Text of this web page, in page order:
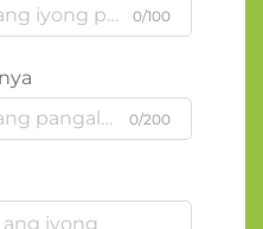
0/100
0/200